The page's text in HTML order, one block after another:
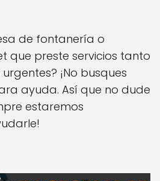
de fontanería o
que preste servicios tanto
¡No busques
ayuda. Así que no dude
estaremos